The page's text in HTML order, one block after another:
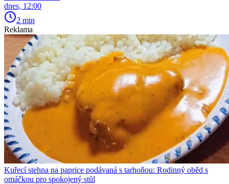
dnes, 12:00
2 min
Reklama
Kuřecí stehna na paprice podávaná s tarhoňou: Rodinný oběd s
omáčkou pro spokojený stůl